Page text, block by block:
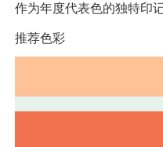
作为年度代表色的独特印记
推荐色彩